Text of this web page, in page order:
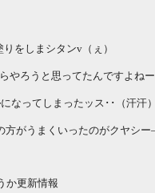
をしまシタンv（ぇ）
やろうと思ってたんですよね
になってしまったッス･･（汗汗
方がうまくいったのがクヤシ
か更新情報